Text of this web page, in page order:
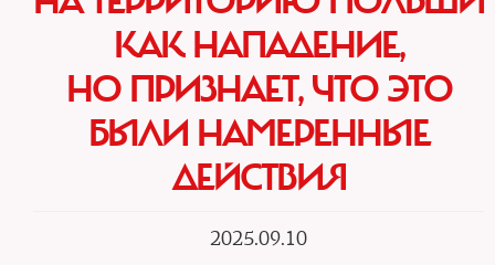
КАК НАПАДЕНИЕ,
НО ПРИЗНАЕТ, ЧТО ЭТО
БЫЛИ НАМЕРЕННЫЕ
ДЕЙСТВИЯ
2025.09.10